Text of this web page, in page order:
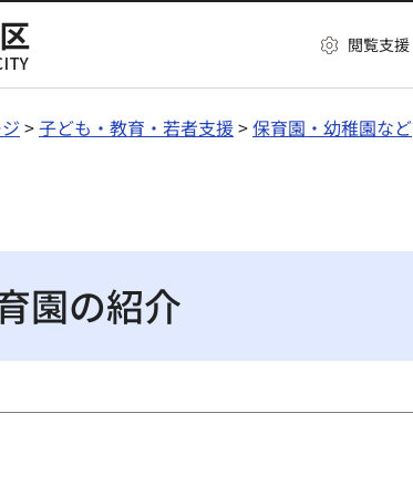
閲覧支援
>子ども・教育・若者支援>保育園・幼稚園など
園の紹介